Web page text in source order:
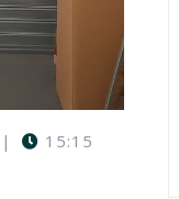
| 15:15